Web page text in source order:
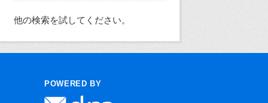
他の検索を試してください。
POWERED BY